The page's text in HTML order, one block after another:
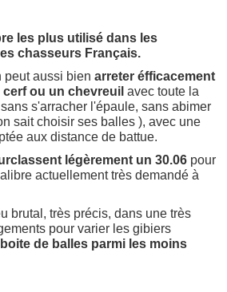
les plus utilisé dans les
chasseurs Français.
peut aussi bien arreter éfficacement
ou un chevreuil avec toute la
s'arracher l'épaule, sans abimer
sait choisir ses balles ), avec une
aux distance de battue.
légèrement un 30.06 pour
actuellement très demandé à
brutal, très précis, dans une très
pour varier les gibiers
boite de balles parmi les moins